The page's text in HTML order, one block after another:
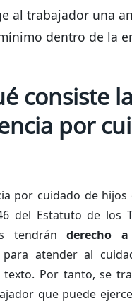
al trabajador una
dentro de la
consiste la
por
por cuidado de
del Estatuto de los
tendrán derecho
para atender al
texto. Por tanto, se
que puede